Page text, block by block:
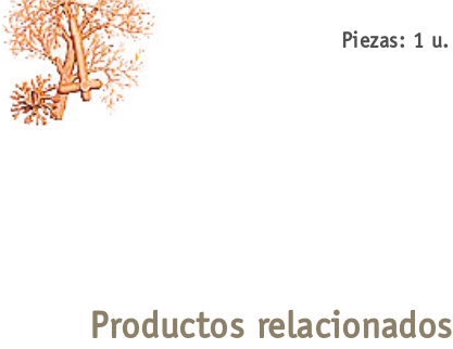
Piezas: 1 u.
Productos relacionados